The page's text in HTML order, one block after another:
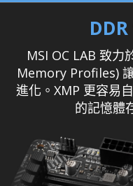
MSI OC LAB 致力
Memory Profiles)
進化。XMP 更容易
的記憶體